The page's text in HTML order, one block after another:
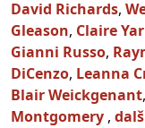
David Richards,
Gleason, Claire
Gianni Russo,
DiCenzo, Leanna
Blair Weickgenant,
Montgomery ,